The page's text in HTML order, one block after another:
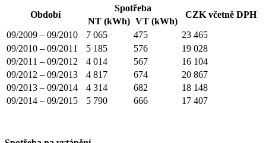
Období
Spotřeba
CZK včetně DPH
NT (kWh) VT (kWh)
09/2009 – 09/2010 7 065 475
23 465
09/2010 – 09/2011
5 185 576
19 028
09/2011 – 09/2012
4 014 567
16 104
09/2012 – 09/2013
4 817 674
20 867
09/2013 – 09/2014
4 314 682
18 148
09/2014 – 09/2015
5 790 666 17 407